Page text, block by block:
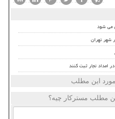
می شود
شهر تهران
امداد تجار ثبت کنند
مورد این مطلب
مطلب مسترکار چیه؟